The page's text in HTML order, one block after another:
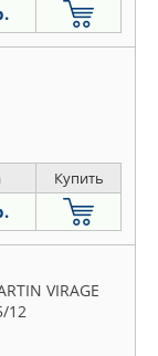
Купить
VIRAGE
12